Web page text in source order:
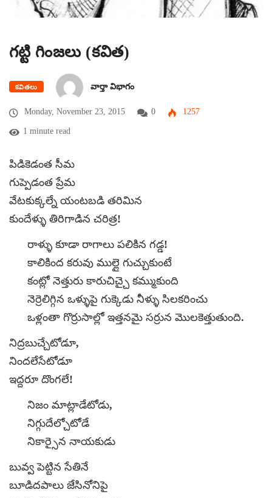
గట్టి గింజలు (కవిత)
కవితలు వార్తా విభాగం
Monday, November 23, 2015 0 1257
1 minute read
పిడికెడంత సీమ
గుప్పెడంత ప్రేమ
వేటకుక్కల్నే యంటబడి తరిమిన
కుందేళ్ళు తిరిగాడిన చరిత్ర!
రాళ్ళు కూడా రాగాలు పలికిన గడ్డ!
కాలికింద కరువు ముల్లై గుచ్చుకుంటే
కంట్లో నెత్తురు కారుచిచ్చై కమ్ముకుంది
నెర్రెలిగ్గిన ఒళ్ళుపై గుక్కెడు నీళ్ళు సిలకరించు
ఒళ్లంతా గొర్రుసాల్లో ఇత్తనమై సర్రున మొలకెత్తుతుంది.
నిద్రబుచ్చేటోడూ,
నిందలేసేటోడూ
ఇద్దరూ దొంగలే!
నిజం మాట్లాడేటోడు,
నిగ్గుదేల్చోటోడే
నికార్సైన నాయకుడు
బువ్వ పెట్టిన సేతినే
బూడిదపాలు జేసినోనిపై